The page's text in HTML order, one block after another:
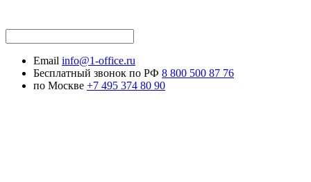
Email info@1-office.ru
Бесплатный звонок по РФ 8 800 500 87 76
по Москве +7 495 374 80 90